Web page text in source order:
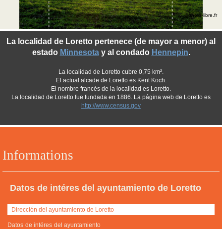
Informations
Datos de intéres del ayuntamiento de Loretto
Dirección del ayuntamiento de Loretto
Datos de intéres del ayuntamiento
La localidad de Loretto pertenece (de mayor a menor) al
estado Minnesotay al condado Hennepin.
La localidad de Loretto cubre 0,75 km².
El actual alcade de Loretto es Kent Koch.
El nombre francés de la localidad es Loretto.
La localidad de Loretto fue fundada en 1886. La página web de Loretto es
http://www.census.gov
©photo-libre.fr